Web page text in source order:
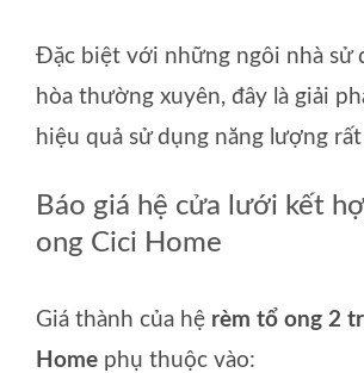
Đặc biệt với những ngôi nhà sử
hòa thường xuyên, đây là giải
hiệu quả sử dụng năng lượng
Báo giá hệ cửa lưới kết
ong Cici Home
Giá thành của hệ rèm tổ ong 2
Home phụ thuộc vào: